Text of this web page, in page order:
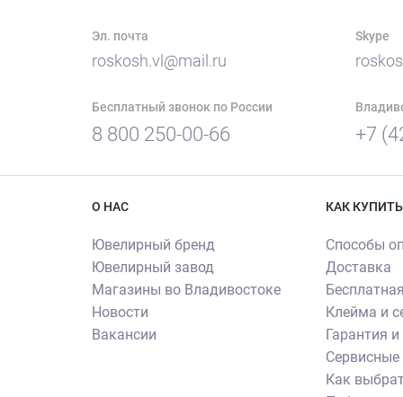
Эл. почта
roskosh.vl@mail.ru
Skype
Бесплатный звонок по России
8 800 250-00-66 +7
О НАС
Ювелирный бренд
Ювелирный завод
Магазины во Владивостоке
Новости
Вакансии
КАК КУПИТЬ
Способы
Доставка
Клейма и
Гарантия
Сервисные
Как